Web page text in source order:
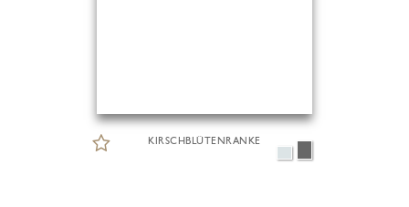
KIRSCHBLÜTENRANKE